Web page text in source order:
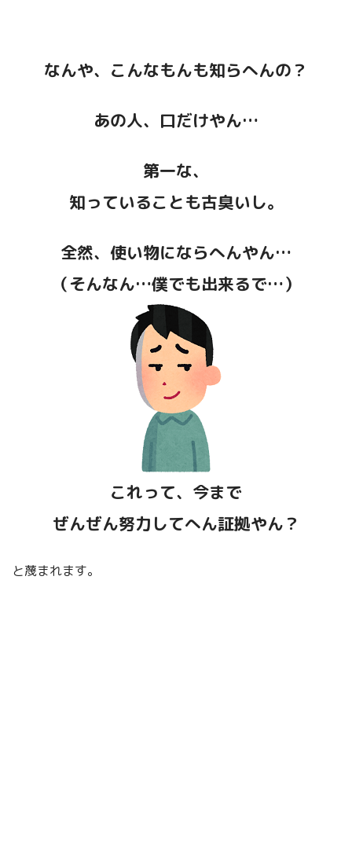
なんや、こんなもんも知らへんの？
あの人、口だけやん…
第一な、
知っていることも古臭いし。
全然、使い物にならへんやん…
（そんなん…僕でも出来るで…）
これって、今まで
ぜんぜん努力してへん証拠やん？
と蔑まれます。